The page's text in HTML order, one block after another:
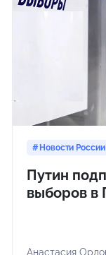
Новости России
Путин
выборов в
Анастасия